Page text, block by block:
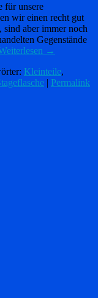
für unsere
wir einen recht gut
sind aber immer noch
Gegenstände
→
Kleinteile,
| Permalink